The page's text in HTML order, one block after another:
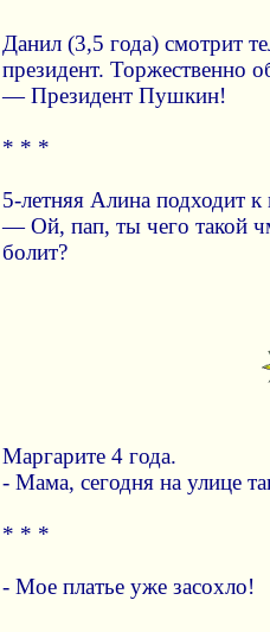
Данил (3,5 года) смотрит
президент. Торжественно
— Президент Пушкин!
* * *
5-летняя Алина подходит к
— Ой, пап, ты чего такой
болит?
Маргарите 4 года.
- Мама, сегодня на улице
* * *
- Мое платье уже засохло!